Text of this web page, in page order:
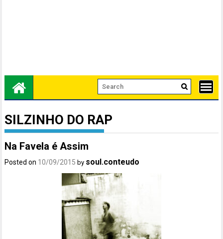
SILZINHO DO RAP
Na Favela é Assim
Posted on 10/09/2015 by soul.conteudo